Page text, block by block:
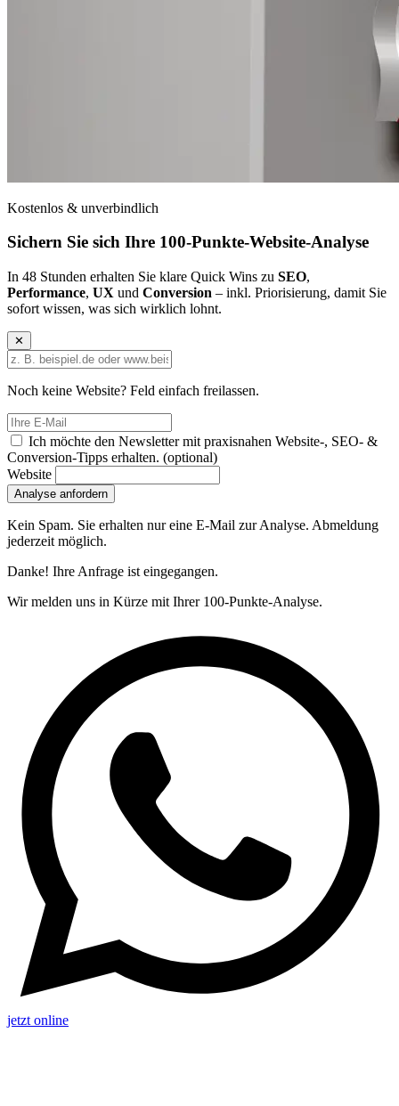
Kostenlos & unverbindlich
Sichern Sie sich Ihre 100-Punkte-Website-Analyse
In 48 Stunden erhalten Sie klare Quick Wins zu SEO,
Performance, UX und Conversion – inkl. Priorisierung, damit Sie
sofort wissen, was sich wirklich lohnt.
✕
Noch keine Website? Feld einfach freilassen.
Ich möchte den Newsletter mit praxisnahen Website-, SEO- &
Conversion-Tipps erhalten. (optional)
Website
Analyse anfordern
Kein Spam. Sie erhalten nur eine E-Mail zur Analyse. Abmeldung
jederzeit möglich.
Danke! Ihre Anfrage ist eingegangen.
Wir melden uns in Kürze mit Ihrer 100-Punkte-Analyse.
jetzt online